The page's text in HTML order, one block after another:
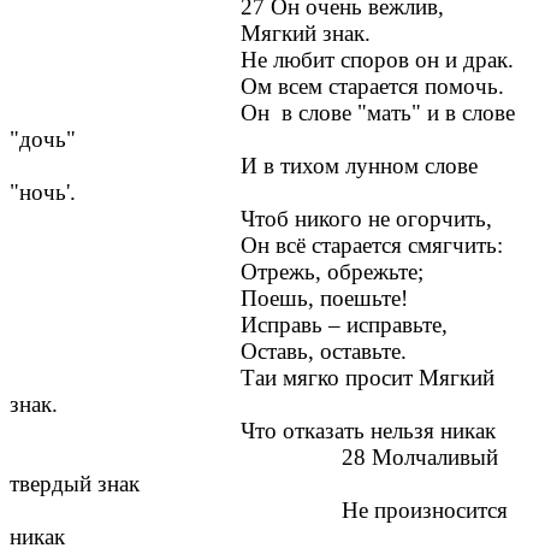
27 Он очень вежлив,
Мягкий знак.
Не любит споров он и драк.
Ом всем старается помочь.
Он в слове "мать" и в слове
"дочь"
И в тихом лунном слове
"ночь'.
Чтоб никого не огорчить,
Он всё старается смягчить:
Отрежь, обрежьте;
Поешь, поешьте!
Исправь – исправьте,
Оставь, оставьте.
Таи мягко просит Мягкий
знак.
Что отказать нельзя никак
28 Молчаливый
твердый знак
Не произносится
никак